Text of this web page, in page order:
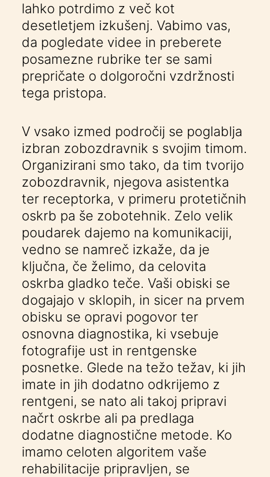
lahko potrdimo z več kot
desetletjem izkušenj. Vabimo vas,
da pogledate videe in preberete
posamezne rubrike ter se sami
prepričate o dolgoročni vzdržnosti
tega pristopa.
V vsako izmed področij se poglablja
izbran zobozdravnik s svojim timom.
Organizirani smo tako, da tim tvorijo
zobozdravnik, njegova asistentka
ter receptorka, v primeru protetičnih
oskrb pa še zobotehnik. Zelo velik
poudarek dajemo na komunikaciji,
vedno se namreč izkaže, da je
ključna, če želimo, da celovita
oskrba gladko teče. Vaši obiski se
dogajajo v sklopih, in sicer na prvem
obisku se opravi pogovor ter
osnovna diagnostika, ki vsebuje
fotografije ust in rentgenske
posnetke. Glede na težo težav, ki jih
imate in jih dodatno odkrijemo z
rentgeni, se nato ali takoj pripravi
načrt oskrbe ali pa predlaga
dodatne diagnostične metode. Ko
imamo celoten algoritem vaše
rehabilitacije pripravljen, se